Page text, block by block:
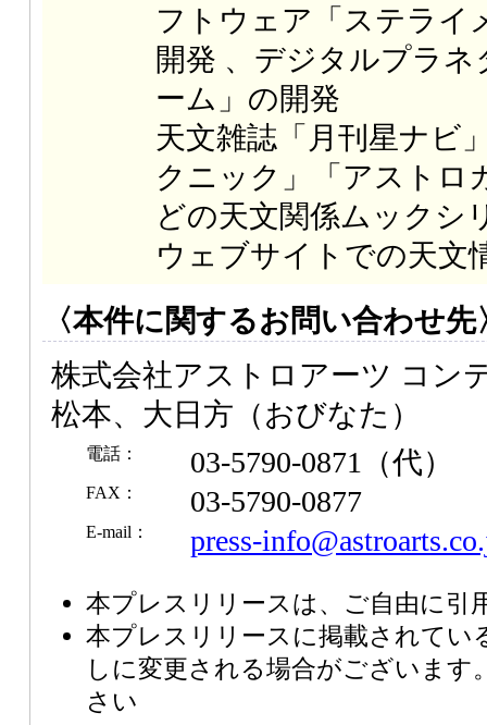
フトウェア「ステライ
開発 、デジタルプラ
ーム」の開発
天文雑誌「月刊星ナビ
クニック」「アストロ
どの天文関係ムックシ
ウェブサイトでの天文
〈本件に関するお問い合わせ先
株式会社アストロアーツ コン
松本、大日方（おびなた）
電話： 03-5790-0871（代）
FAX： 03-5790-0877
E-mail： press-
本プレスリリースは、ご自由に引
本プレスリリースに掲載されてい
しに変更される場合がございます
さい